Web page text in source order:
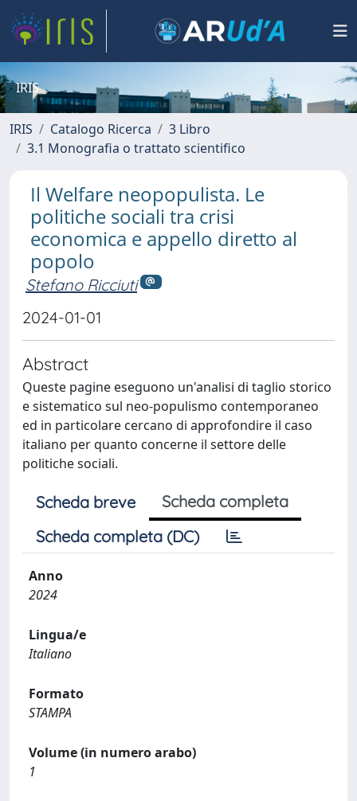
IRIS
IRIS Catalogo Ricerca
3 Libro
3.1 Monografia o trattato scientifico
Il Welfare neopopulista. Le
politiche sociali tra crisi
economica e appello diretto al
popolo
Stefano Ricciuti
2024-01-01
Abstract
Queste pagine eseguono un'analisi di taglio storico
e sistematico sul neo-populismo contemporaneo
ed in particolare cercano di approfondire il caso
italiano per quanto concerne il settore delle
politiche sociali.
Scheda breve
Scheda completa
Scheda completa (DC)
Anno
2024
Lingua/e
Italiano
Formato
STAMPA
Volume (in numero arabo)
1